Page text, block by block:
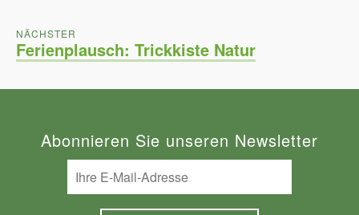
NÄCHSTER
Ferienplausch: Trickkiste Natur
Abonnieren Sie unseren Newsletter